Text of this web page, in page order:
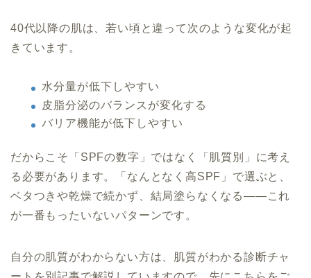
40代以降の肌は、若い頃と違って次のような変化が起
きています。
水分量が低下しやすい
皮脂分泌のバランスが変化する
バリア機能が低下しやすい
だからこそ「SPFの数字」ではなく「肌質別」に考え
る必要があります。「なんとなく高SPF」で選ぶと、
ベタつきや乾燥で続かず、結局塗らなくなる——これ
が一番もったいないパターンです。
自分の肌質がわからない方は、肌質がわかる診断チャ